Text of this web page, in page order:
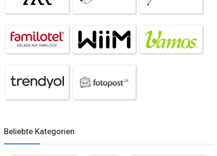
Beliebte Kategorien